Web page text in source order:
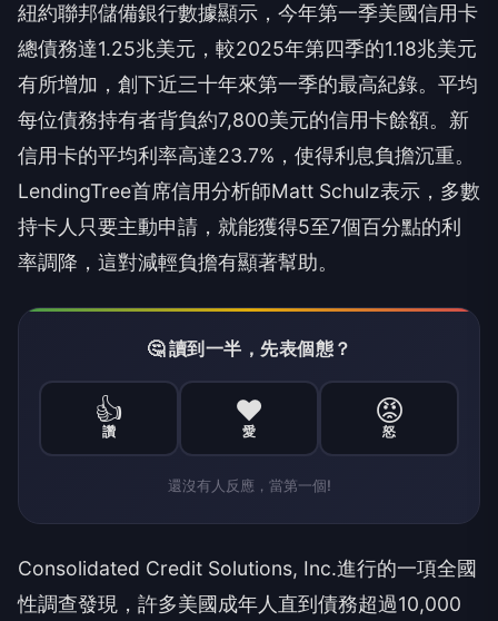
紐約聯邦儲備銀行數據顯示，今年第一季美國信用卡
總債務達1.25兆美元，較2025年第四季的1.18兆美元
有所增加，創下近三十年來第一季的最高紀錄。平均
每位債務持有者背負約7,800美元的信用卡餘額。新
信用卡的平均利率高達23.7%，使得利息負擔沉重。
LendingTree首席信用分析師Matt Schulz表示，多數
持卡人只要主動申請，就能獲得5至7個百分點的利
率調降，這對減輕負擔有顯著幫助。
🤔 讀到一半，先表個態？
👍
讚
❤️
愛
😡
怒
還沒有人反應，當第一個!
Consolidated Credit Solutions, Inc.進行的一項全國
性調查發現，許多美國成年人直到債務超過10,000